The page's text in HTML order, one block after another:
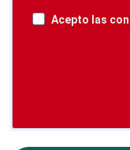
Acepto las